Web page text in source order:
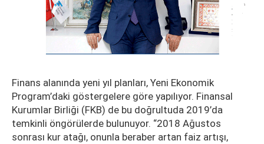
Finans alanında yeni yıl planları, Yeni Ekonomik
Program’daki göstergelere göre yapılıyor. Finansal
Kurumlar Birliği (FKB) de bu doğrultuda 2019’da
temkinli öngörülerde bulunuyor. “2018 Ağustos
sonrası kur atağı, onunla beraber artan faiz artışı,